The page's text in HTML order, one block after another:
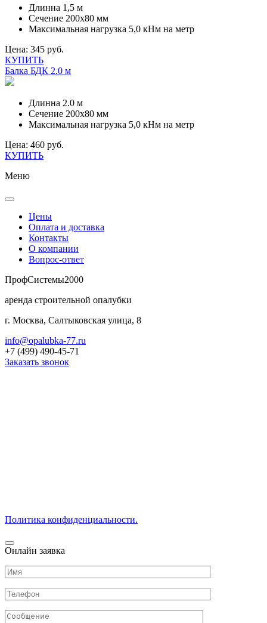
Длинна 1,5 м
Сечение 200х80 мм
Максимальная нагрузка 5,0 кНм на метр
Цена: 345 руб.
КУПИТЬ
Балка БДК 2.0 м
Длинна 2.0 м
Сечение 200х80 мм
Максимальная нагрузка 5,0 кНм на метр
Цена: 460 руб.
КУПИТЬ
Меню
Цены
Оплата и доставка
Контакты
О компании
Вопрос-ответ
ПрофСистемы2000
аренда строительной опалубки
г. Москва, Салтыковская улица, 8
info@opalubka-77.ru
+7 (499) 490-45-71
Заказать звонок
Политика конфиденциальности.
Онлайн заявка